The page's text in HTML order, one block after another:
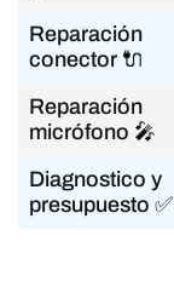
Reparación
conector 🔌
Reparación
micrófono 🎤
Diagnostico y
presupuesto ✅